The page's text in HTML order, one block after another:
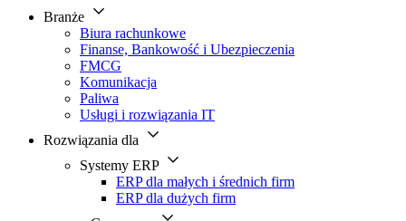
Branże
Biura rachunkowe
Finanse, Bankowość i Ubezpieczenia
FMCG
Komunikacja
Paliwa
Usługi i rozwiązania IT
Rozwiązania dla
Systemy ERP
ERP dla małych i średnich firm
ERP dla dużych firm